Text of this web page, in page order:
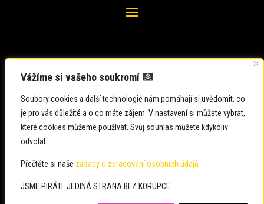
Vážíme si vašeho soukromí
Soubory cookies a další technologie nám pomáhají si uvědomit, co
je pro vás důležité a o co máte zájem. V nastavení si můžete vybrat,
které cookies můžeme používat. Svůj souhlas můžete kdykoliv
odvolat.
Přečtěte si naše zásady o zpracování osobních údajů
JSME PIRÁTI. JEDINÁ STRANA BEZ KORUPCE.
Zadavatel: Česká pirátská strana
Občané: usteckykraj@pirati.cz